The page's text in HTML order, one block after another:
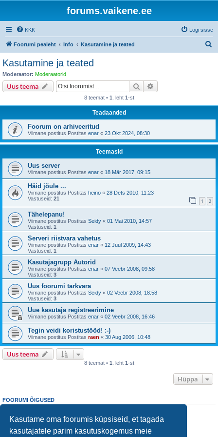
Kasutame oma foorumis küpsiseid, et tagada
kasutajatele parim kasutuskogemus meie
forums.vaikene.ee
KKK Logi sisse
Foorumi pealeht Info Kasutamine ja teated
Kasutamine ja teated
Moderaator: Moderaatorid
Uus teema Otsi
8 teemat • 1 . leht 1-st
Teadaanded
Foorum on arhiveeritud
Viimane postitus Postitas enar « 23 Okt 2024, 08:30
Teemasid
Uus server
Viimane postitus Postitas enar « 18 Mär 2017, 09:15
Häid jõule ...
Viimane postitus Postitas heino « 28 Dets 2010, 11:23
Vastuseid: 21 1 2
Tähelepanu!
Viimane postitus Postitas Seidy « 01 Mai 2010, 14:57
Vastuseid: 1
Serveri riistvara vahetus
Viimane postitus Postitas enar « 12 Juul 2009, 14:43
Vastuseid: 1
Kasutajagrupp Autorid
Viimane postitus Postitas enar « 07 Veebr 2008, 09:58
Vastuseid: 3
Uus foorumi tarkvara
Viimane postitus Postitas Seidy « 02 Veebr 2008, 18:58
Vastuseid: 3
Uue kasutaja registreerimine
Viimane postitus Postitas enar « 02 Veebr 2008, 16:46
Tegin veidi koristustööd! :-)
Viimane postitus Postitas raen « 30 Aug 2006, 10:48
Uus teema
8 teemat • 1 . leht 1-st
Hüppa
FOORUMI ÕIGUSED
Saei saa
postitustele vastata siin foorumis
Saei saamuuta oma postitusi siin foorumis
Saei saakustutada oma postitusi siin foorumis